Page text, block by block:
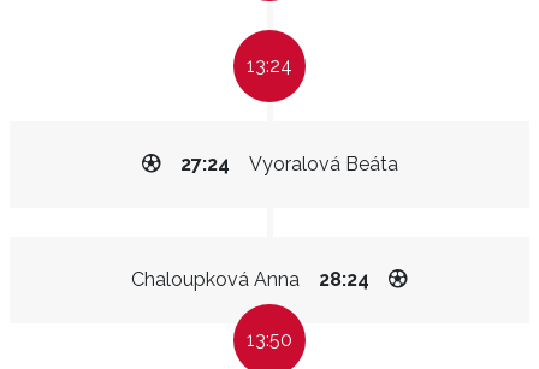
13:24
Vyoralová Beáta
27:24
Chaloupková Anna 28:24
13:50